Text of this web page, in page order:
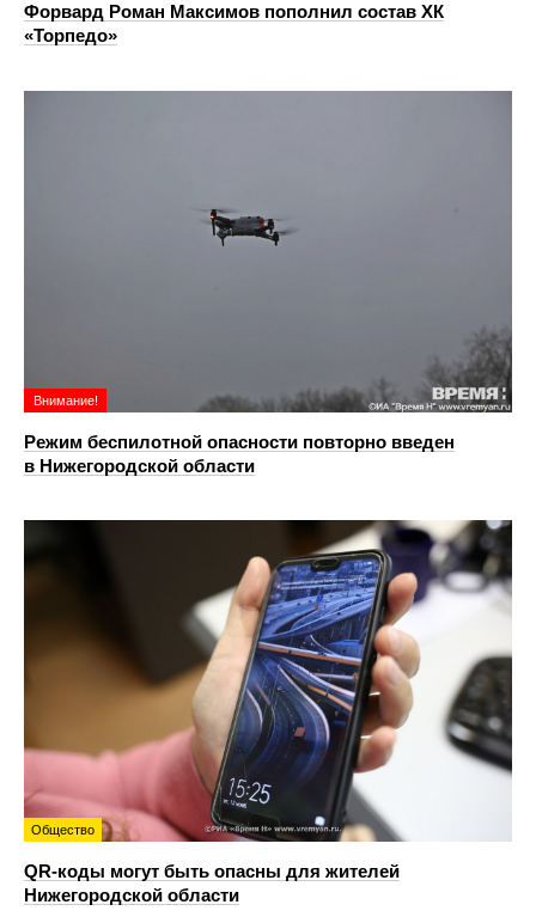
Форвард Роман Максимов пополнил состав ХК
«Торпедо»
Внимание!
Режим беспилотной опасности повторно введен
в Нижегородской области
Общество
QR-коды могут быть опасны для жителей
Нижегородской области